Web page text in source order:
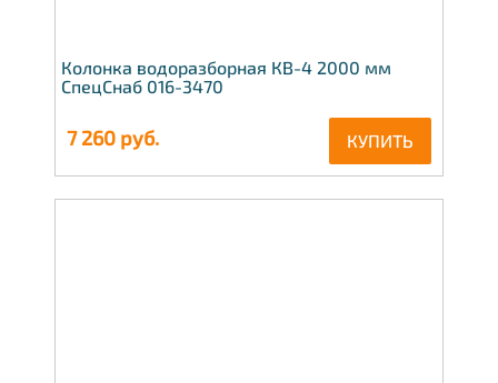
Колонка водоразборная КВ-4 2000 мм
СпецСнаб 016-3470
7 260 руб. КУПИТЬ